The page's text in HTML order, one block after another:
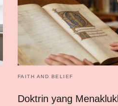
FAITH AND BELIEF
Doktrin yang